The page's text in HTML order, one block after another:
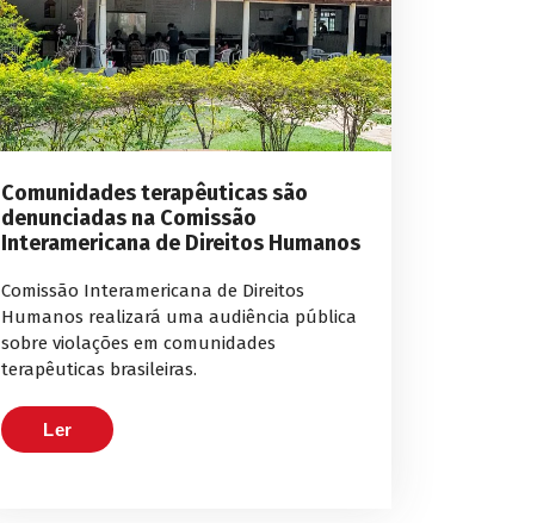
Comunidades terapêuticas são
denunciadas na Comissão
Interamericana de Direitos Humanos
Comissão Interamericana de Direitos
Humanos realizará uma audiência pública
sobre violações em comunidades
terapêuticas brasileiras.
Ler